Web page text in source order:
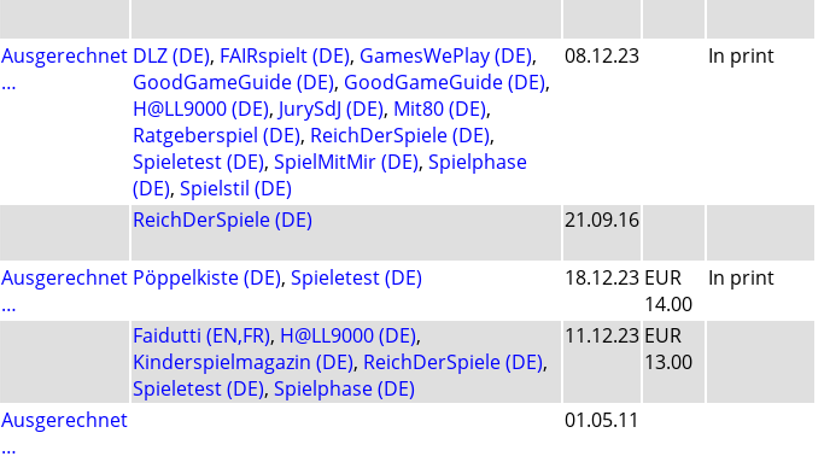
Ausgerechnet
…
DLZ (DE), FAIRspielt (DE), GamesWePlay (DE),
GoodGameGuide (DE), GoodGameGuide (DE),
H@LL9000 (DE), JurySdJ (DE), Mit80 (DE),
Ratgeberspiel (DE), ReichDerSpiele (DE),
Spieletest (DE), SpielMitMir (DE), Spielphase
(DE), Spielstil (DE)
08.12.23 In print
ReichDerSpiele (DE) 21.09.16
Ausgerechnet
…
Pöppelkiste (DE), Spieletest (DE) 18.12.23 EUR
14.00
In print
Faidutti (EN,FR), H@LL9000 (DE),
Kinderspielmagazin (DE), ReichDerSpiele (DE),
Spieletest (DE), Spielphase (DE)
11.12.23 EUR
13.00
Ausgerechnet
…
01.05.11